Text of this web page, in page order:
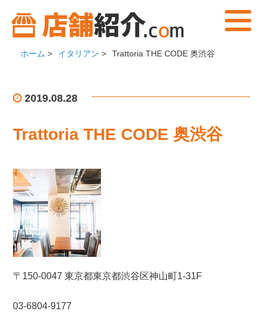
ホーム > イタリアン > Trattoria THE CODE 奥渋谷
2019.08.28
Trattoria THE CODE 奥渋谷
〒150-0047 東京都東京都渋谷区神山町1-31F
03-6804-9177